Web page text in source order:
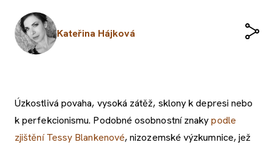
Kateřina Hájková
Úzkostlivá povaha, vysoká zátěž, sklony k depresi nebo
k perfekcionismu. Podobné osobnostní znakypodle
zjištění Tessy Blankenové, nizozemské výzkumnice, jež